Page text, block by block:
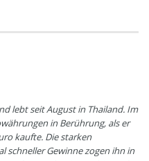
lebt seit August in Thailand. Im
in Berührung, als er
kaufte. Die starken
schneller Gewinne zogen ihn in